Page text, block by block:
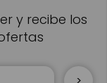
y recibe los